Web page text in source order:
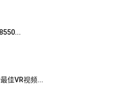
佳VR视频...